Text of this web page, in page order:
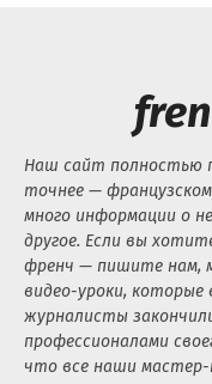
Наш сайт полностью
точнее —
много информации о
другое. Если вы
френч — пишите нам,
видео-уроки,
журналисты
профессионалами
что все наши